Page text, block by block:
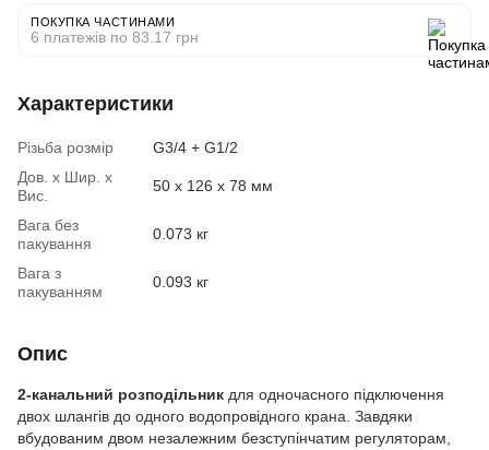
ПОКУПКА ЧАСТИНАМИ
6 платежів по 83.17 грн
Характеристики
Різьба розмір
G3/4 + G1/2
Дов. х Шир. х
Вис.
50 x 126 x 78 мм
Вага без
пакування
0.073 кг
Вага з
пакуванням
0.093 кг
Опис
2-канальний розподільник для одночасного підключення
двох шлангів до одного водопровідного крана. Завдяки
вбудованим двом незалежним безступінчатим регуляторам,